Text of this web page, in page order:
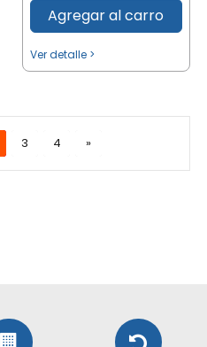
Agregar al carro
Ver detalle >
3 4 »